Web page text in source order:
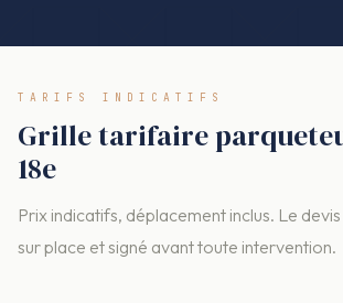
TARIFS INDICATIFS
Grille tarifaire
18e
Prix indicatifs, déplacement inclus. Le
sur place et signé avant toute intervention.